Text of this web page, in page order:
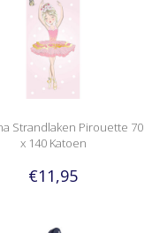
Strandlaken Pirouette 70
x 140 Katoen
€11,95